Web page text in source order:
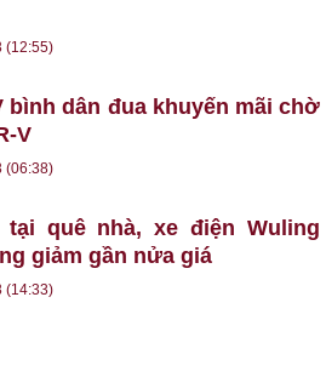
(12:55)
bình dân đua khuyến mãi chờ
V
(06:38)
tại quê nhà, xe điện Wuling
giảm gần nửa giá
(14:33)